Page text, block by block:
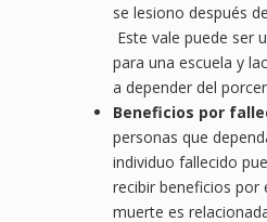
se lesiono después
Este vale puede ser
para una escuela y
a depender del
Beneficios por
personas que
individuo fallecido
recibir beneficios por
muerte es